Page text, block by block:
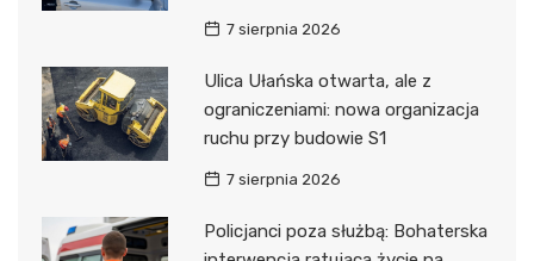
7 sierpnia 2026
Ulica Ułańska otwarta, ale z
ograniczeniami: nowa organizacja
ruchu przy budowie S1
7 sierpnia 2026
Policjanci poza służbą: Bohaterska